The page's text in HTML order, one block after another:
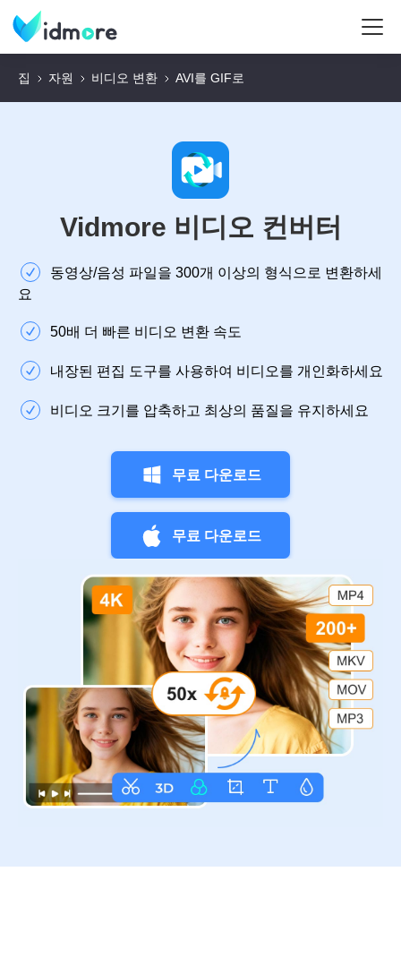
집 자원 비디오 변환 AVI를 GIF로
Vidmore 비디오 컨버터
동영상/음성 파일을 300개 이상의 형식으로 변환하세
요
50배 더 빠른 비디오 변환 속도
내장된 편집 도구를 사용하여 비디오를 개인화하세요
비디오 크기를 압축하고 최상의 품질을 유지하세요
무료 다운로드
무료 다운로드